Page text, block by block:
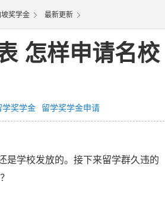
奖学金 最新更新
怎样申请名校
学奖学金 留学奖学金申请
学校发放的。接下来留学群久违的